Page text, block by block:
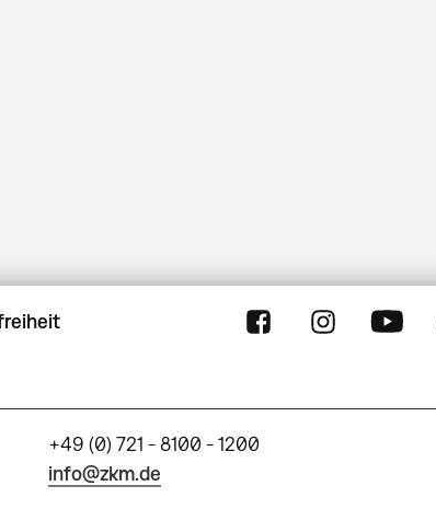
+49 (0) 721 - 8100 - 1200
info@zkm.de